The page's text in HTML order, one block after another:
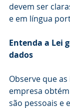
devem ser
e em língua
Entenda a Lei
dados
Observe que
empresa
são pessoais e